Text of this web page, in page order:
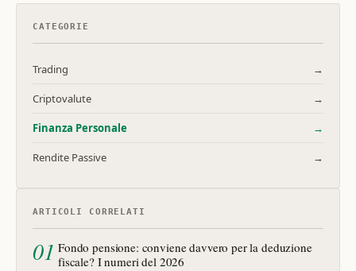
CATEGORIE
Trading →
Criptovalute →
Finanza Personale →
Rendite Passive →
ARTICOLI CORRELATI
01 Fondo pensione: conviene davvero per la deduzione
fiscale? I numeri del 2026